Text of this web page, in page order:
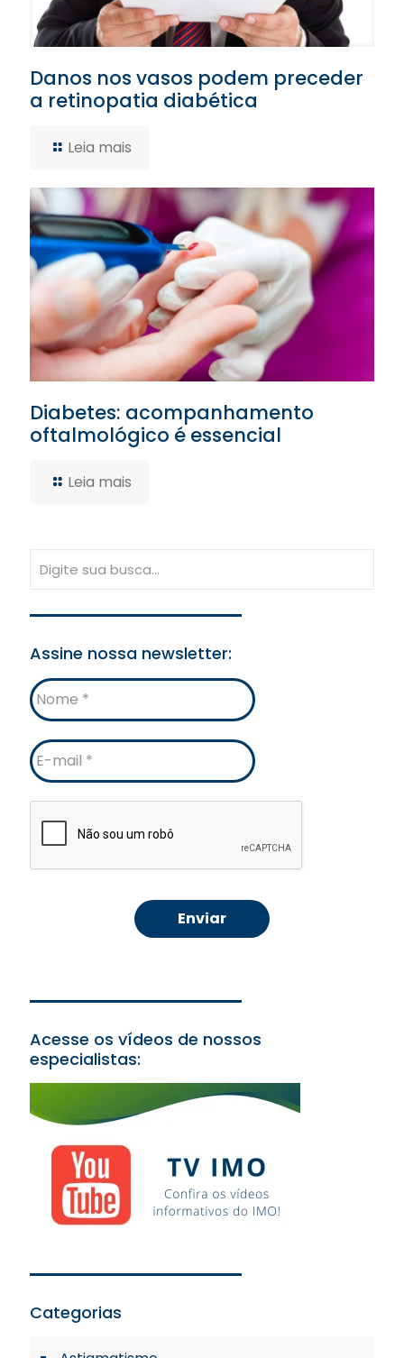
Danos nos vasos podem preceder
a retinopatia diabética
Leia mais
Diabetes: acompanhamento
oftalmológico é essencial
Leia mais
Assine nossa newsletter:
Nome
E-
mail
Acesse os vídeos de nossos
especialistas:
Categorias